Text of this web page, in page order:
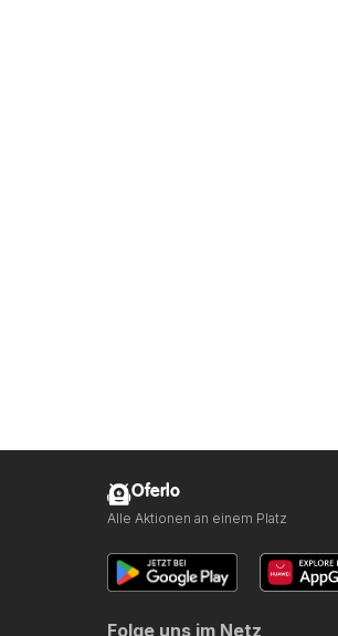
Oferlo
Alle Aktionen an einem Platz
Folge uns im Netz